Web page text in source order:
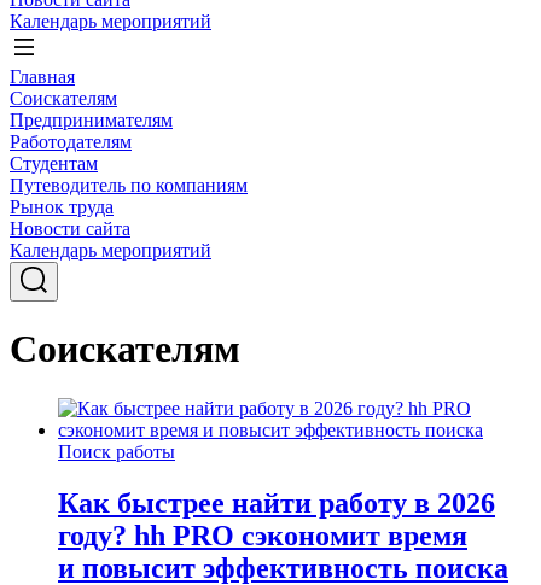
Календарь мероприятий
Главная
Соискателям
Предпринимателям
Работодателям
Студентам
Путеводитель по компаниям
Рынок труда
Новости сайта
Календарь мероприятий
Соискателям
Поиск работы
Как быстрее найти работу в 2026
году? hh PRO сэкономит время
и повысит эффективность поиска